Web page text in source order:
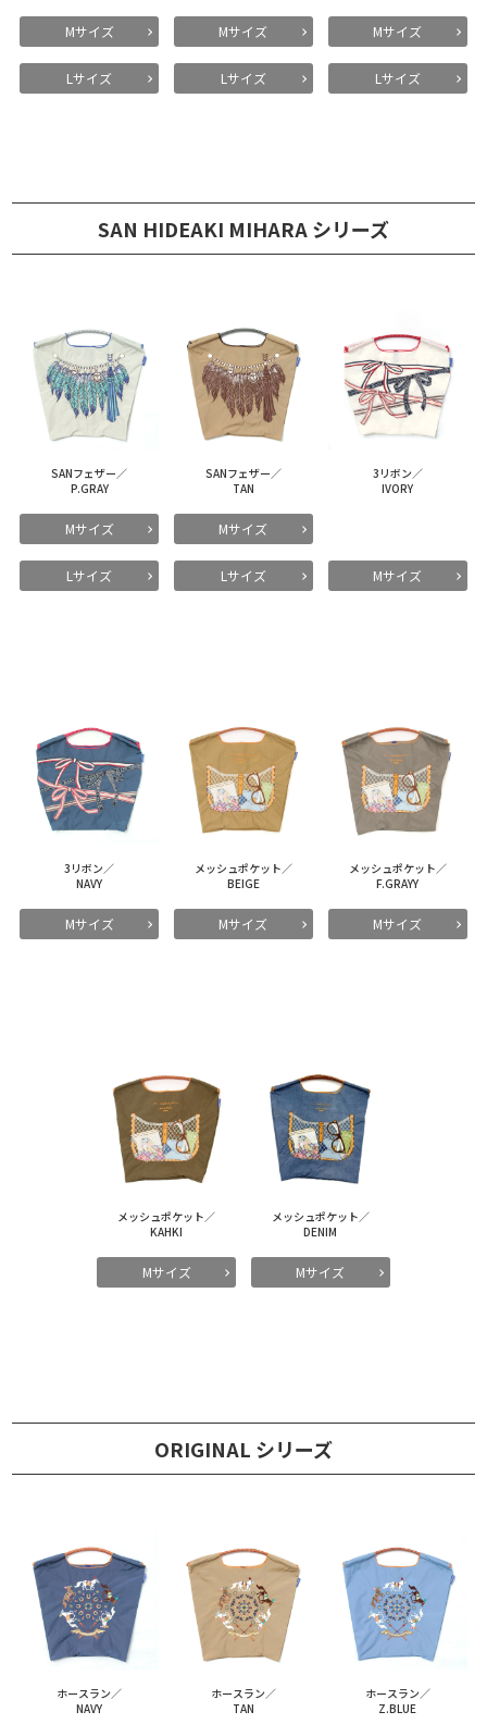
Mサイズ
Lサイズ
Mサイズ
Lサイズ
Mサイズ
Lサイズ
SAN HIDEAKI MIHARA シリーズ
SANフェザー／
P.GRAY
Mサイズ
Lサイズ
SANフェザー／
TAN
Mサイズ
Lサイズ
3リボン／
IVORY
Mサイズ
3リボン／
NAVY
Mサイズ
メッシュポケット／
BEIGE
Mサイズ
メッシュポケット／
F.GRAYY
Mサイズ
メッシュポケット／
KAHKI
Mサイズ
メッシュポケット／
DENIM
Mサイズ
ORIGINAL シリーズ
ホースラン／
NAVY
ホースラン／
TAN
ホースラン／
Z.BLUE